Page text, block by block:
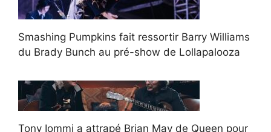
Smashing Pumpkins fait ressortir Barry Williams
du Brady Bunch au pré-show de Lollapalooza
Tony Iommi a attrapé Brian May de Queen pour